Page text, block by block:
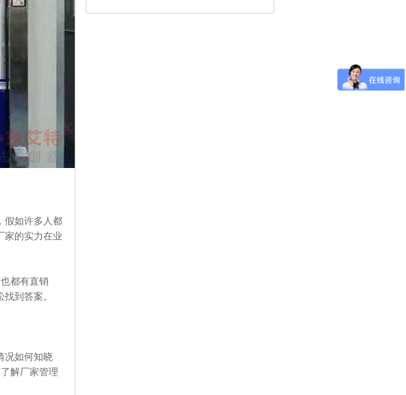
如许多人都
家的实力在业
都有直销
到答案。
况如何知晓
解厂家管理